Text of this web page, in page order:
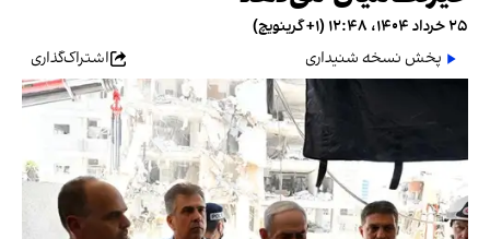
۲۵ خرداد ۱۴۰۴، ۱۲:۴۸ (‎+۱ گرینویچ)
پخش نسخه شنیداری
اشتراک‌گذاری